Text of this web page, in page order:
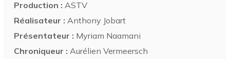
Production : ASTV
Réalisateur : Anthony Jobart
Présentateur : Myriam Naamani
Chroniqueur : Aurélien Vermeersch